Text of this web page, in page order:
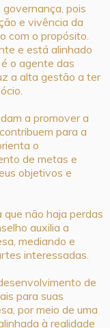
pois
e vivência da
com o propósito.
e está alinhado
o agente das
a alta gestão a ter
a promover a
para a
o
de metas e
objetivos e
não haja perdas
auxilia a
mediando e
interessadas.
de
para suas
por meio de uma
à realidade